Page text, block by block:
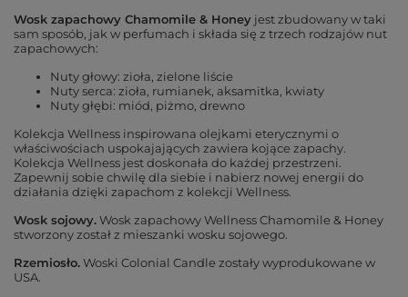
Wosk zapachowy Chamomile & Honey jest zbudowany w taki
sam sposób, jak w perfumach i składa się z trzech rodzajów nut
zapachowych:
Nuty głowy: zioła, zielone liście
Nuty serca: zioła, rumianek, aksamitka, kwiaty
Nuty głębi: miód, piżmo, drewno
Kolekcja Wellness inspirowana olejkami eterycznymi o
właściwościach uspokajających zawiera kojące zapachy.
Kolekcja Wellness jest doskonała do każdej przestrzeni.
Zapewnij sobie chwilę dla siebie i nabierz nowej energii do
działania dzięki zapachom z kolekcji Wellness.
Wosk sojowy.Wosk zapachowy Wellness Chamomile & Honey
stworzony został z mieszanki wosku sojowego.
Rzemiosło.Woski Colonial Candle zostały wyprodukowane w
USA.